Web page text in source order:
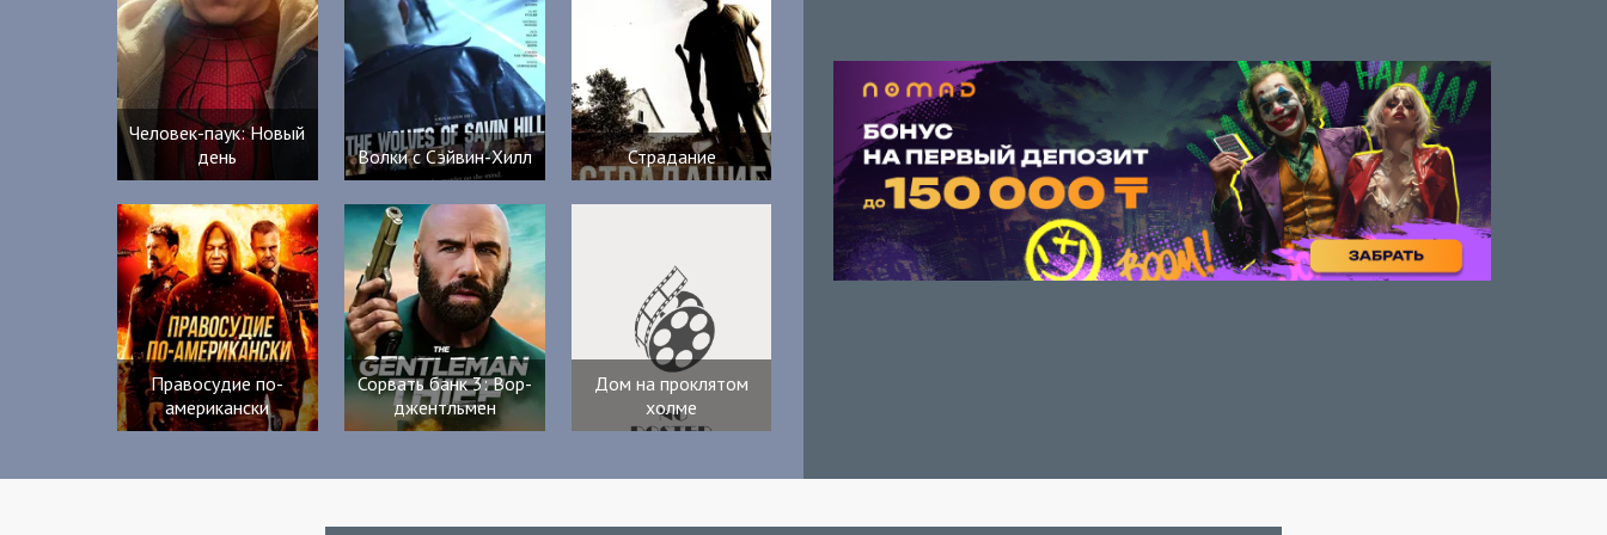
Человек-паук: Новый
день
Волки с Сэйвин-Хилл Страдание
Правосудие по-
американски
Сорвать банк 3: Вор-
джентльмен
Дом на проклятом
холме